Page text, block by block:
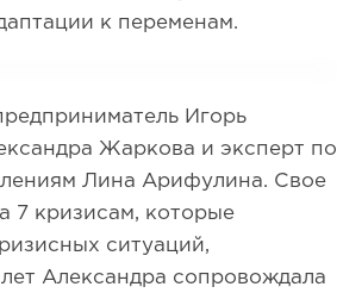
к переменам.
Игорь
Жаркова и эксперт по
Лина Арифулина. Свое
7 кризисам, которые
ситуаций,
Александра сопровождала